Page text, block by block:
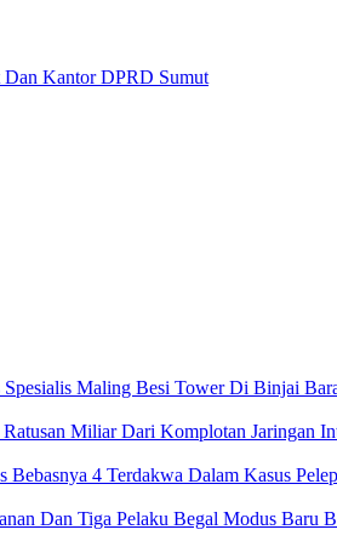
Kantor DPRD Sumut
Maling Besi Tower Di Binjai
Miliar Dari Komplotan Jaringan
4 Terdakwa Dalam Kasus
Dan Tiga Pelaku Begal Modus Baru